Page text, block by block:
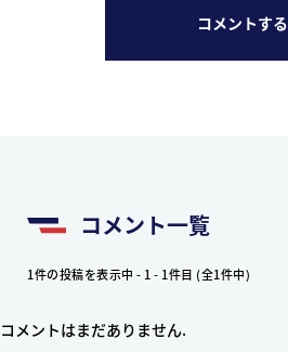
コメントする
コメント一覧
1件の投稿を表示中 - 1 - 1件目 (全1件中)
コメントはまだありません.